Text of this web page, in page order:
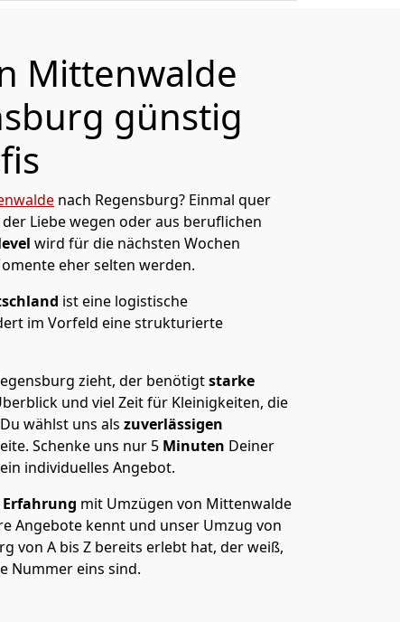
Mittenwalde
günstig
nach Regensburg? Einmal quer
Liebe wegen oder aus beruflichen
wird für die nächsten Wochen
eher selten werden.
ist eine logistische
im Vorfeld eine strukturierte
zieht, der benötigtstarke
und viel Zeit für Kleinigkeiten, die
wählst uns als zuverlässigen
Schenke uns nur 5 Minuten Deiner
individuelles Angebot.
Erfahrung mit Umzügen von Mittenwalde
Angebote kennt und unser Umzug von
von A bis Z bereits erlebt hat, der weiß,
Nummer eins sind.